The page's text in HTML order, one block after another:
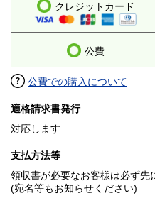
クレジットカード
公費
公費での購入について
適格請求書発行
対応します
支払方法等
領収書が必要なお客様は必ず先
(宛名等もお知らせください)